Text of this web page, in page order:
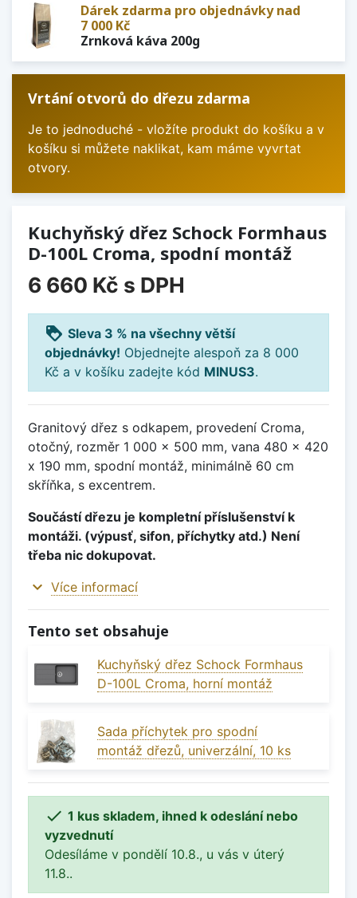
Dárek zdarma pro objednávky nad
7 000 Kč
Zrnková káva 200g
Vrtání otvorů do dřezu zdarma
Je to jednoduché - vložíte produkt do košíku a v
košíku si můžete naklikat, kam máme vyvrtat
otvory.
Kuchyňský dřez Schock Formhaus
D-100L Croma, spodní montáž
6 660 Kč s DPH
loyalty Sleva 3 % na všechny větší
objednávky! Objednejte alespoň za 8 000
Kč a v košíku zadejte kód MINUS3.
Granitový dřez s odkapem, provedení Croma,
otočný, rozměr 1 000 x 500 mm, vana 480 x 420
x 190 mm, spodní montáž, minimálně 60 cm
skříňka, s excentrem.
Součástí dřezu je kompletní příslušenství k
montáži. (výpusť, sifon, příchytky atd.) Není
třeba nic dokupovat.
expand_more Více informací
Tento set obsahuje
Kuchyňský dřez Schock Formhaus
D-100L Croma, horní montáž
Sada příchytek pro spodní
montáž dřezů, univerzální, 10 ks
 1 kus skladem, ihned k odeslání nebo
vyzvednutí
Odesíláme v pondělí 10.8., u vás v úterý
11.8..